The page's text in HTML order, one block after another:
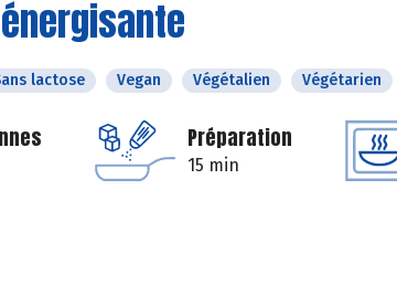
lactose Vegan Végétalien Végétarien
Préparation
15 min